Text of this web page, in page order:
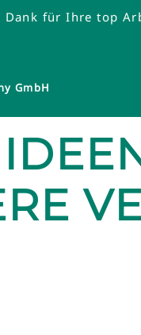
Dank für Ihre top
GmbH